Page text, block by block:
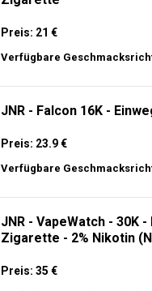
Preis: 21 €
Verfügbare
JNR - Falcon 16K -
Preis: 23.9 €
Verfügbare
JNR - VapeWatch - 30K -
Zigarette - 2% Nikotin
Preis: 35 €